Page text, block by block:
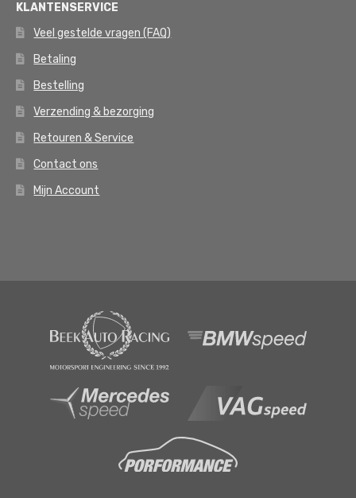
KLANTENSERVICE
Veel gestelde vragen (FAQ)
Betaling
Bestelling
Verzending & bezorging
Retouren & Service
Contact ons
Mijn Account